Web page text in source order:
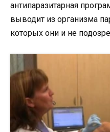
антипаразитарная
выводит из организма
которых они и не